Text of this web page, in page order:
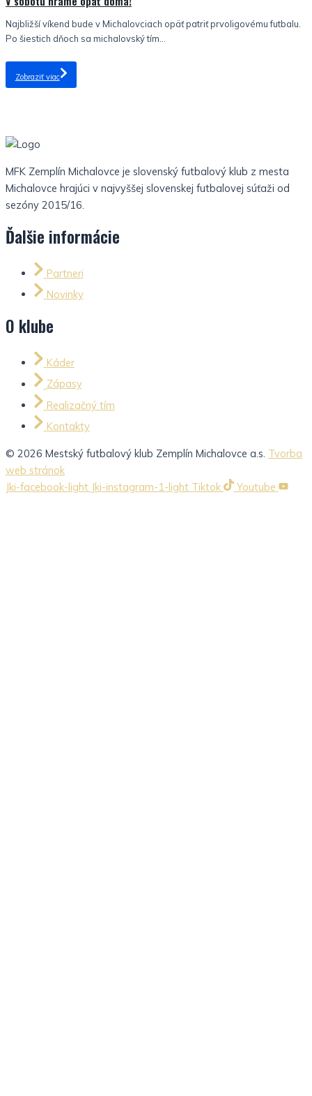
Najbližší víkend bude v Michalovciach opäť patriť prvoligovému futbalu.
Po šiestich dňoch sa michalovský tím...
Zobraziť viac
MFK Zemplín Michalovce je slovenský futbalový klub z mesta
Michalovce hrajúci v najvyššej slovenskej futbalovej súťaži od
sezóny 2015/16.
Ďalšie informácie
Partneri
Novinky
O klube
Káder
Zápasy
Realizačný tím
Kontakty
© 2026 Mestský futbalový klub Zemplín Michalovce a.s. Tvorba
web stránok
Jki-facebook-light Jki-instagram-1-light Tiktok Youtube